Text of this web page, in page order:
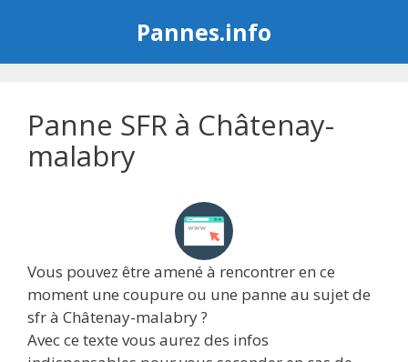
Pannes.info
Panne SFR à Châtenay-
malabry
Vous pouvez être amené à rencontrer en ce
moment une coupure ou une panne au sujet de
sfr à Châtenay-malabry ?
Avec ce texte vous aurez des infos